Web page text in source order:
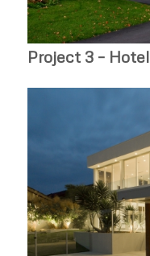
Project 3 – Hotel